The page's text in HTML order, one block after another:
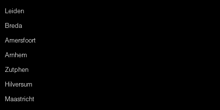
Leiden
Breda
Amersfoort
Arnhem
Zutphen
Hilversum
Maastricht